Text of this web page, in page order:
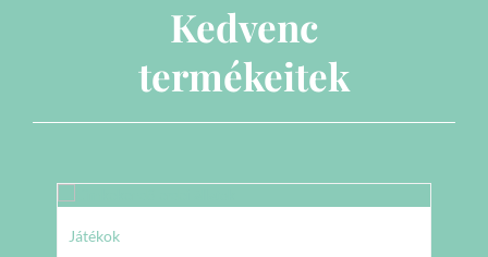
Kedvenc
termékeitek
Játékok